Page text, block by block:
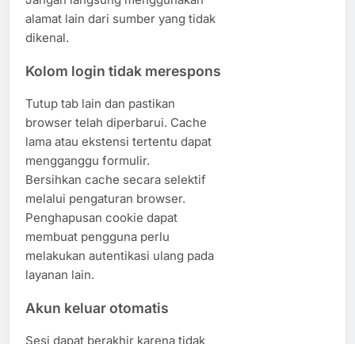
alamat lain dari sumber yang tidak
dikenal.
Kolom login tidak merespons
Tutup tab lain dan pastikan
browser telah diperbarui. Cache
lama atau ekstensi tertentu dapat
mengganggu formulir.
Bersihkan cache secara selektif
melalui pengaturan browser.
Penghapusan cookie dapat
membuat pengguna perlu
melakukan autentikasi ulang pada
layanan lain.
Akun keluar otomatis
Sesi dapat berakhir karena tidak